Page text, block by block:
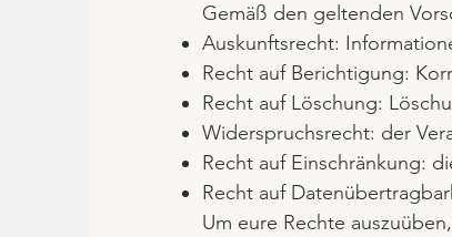
Gemäß den geltenden
Auskunftsrecht:
Recht auf Berichtigung:
Recht auf Löschung:
Widerspruchsrecht: der
Recht auf Einschränkung:
Recht auf
Um eure Rechte